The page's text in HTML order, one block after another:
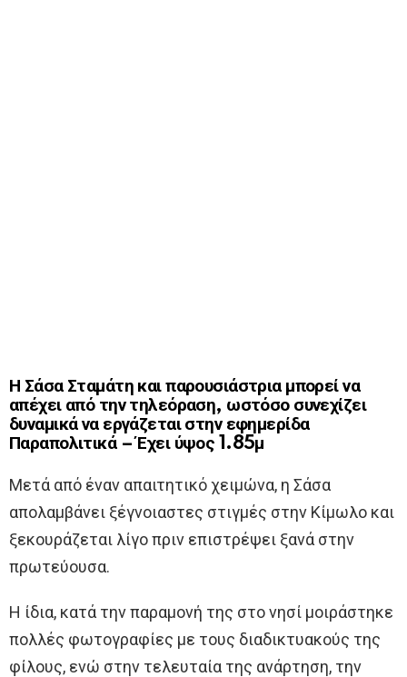
Η Σάσα Σταμάτη και παρουσιάστρια μπορεί να
απέχει από την τηλεόραση, ωστόσο συνεχίζει
δυναμικά να εργάζεται στην εφημερίδα
Παραπολιτικά – Έχει ύψος 1.85μ
Μετά από έναν απαιτητικό χειμώνα, η Σάσα
απολαμβάνει ξέγνοιαστες στιγμές στην Κίμωλο και
ξεκουράζεται λίγο πριν επιστρέψει ξανά στην
πρωτεύουσα.
Η ίδια, κατά την παραμονή της στο νησί μοιράστηκε
πολλές φωτογραφίες με τους διαδικτυακούς της
φίλους, ενώ στην τελευταία της ανάρτηση, την